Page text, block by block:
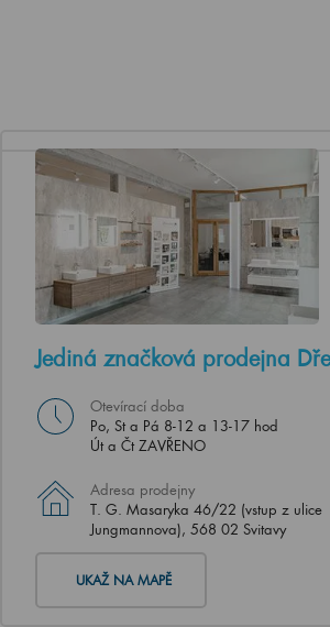
Jediná značková prodejna
Otevírací doba
Po, St a Pá 8-12 a 13-17 hod
Út a Čt ZAVŘENO
Adresa prodejny
T. G. Masaryka 46/22 (vstup z ulice
Jungmannova), 568 02 Svitavy
UKAŽ NA MAPĚ